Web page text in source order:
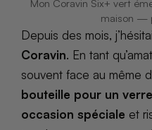
Mon Coravin Six+ vert
maison —
Depuis des mois,
Coravin. En tant
souvent face au même
bouteille pour un
occasion spéciale et